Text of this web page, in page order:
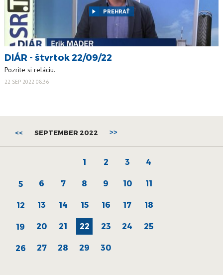
PREHRAŤ
DIÁR - štvrtok 22/09/22
Pozrite si reláciu.
22 SEP 2022 08:36
<< SEPTEMBER 2022 >>
1 2 3 4
5 6 7 8 9 10 11
12 13 14 15 16 17 18
19 20 21 22 23 24 25
26 27 28 29 30